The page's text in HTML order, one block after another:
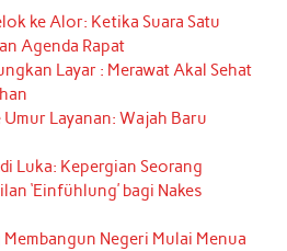
ke Alor: Ketika Suara Satu
Agenda Rapat
Layar : Merawat Akal Sehat
Layanan: Wajah Baru
Luka: Kepergian Seorang
‘Einfühlung’ bagi Nakes
Negeri Mulai Menua